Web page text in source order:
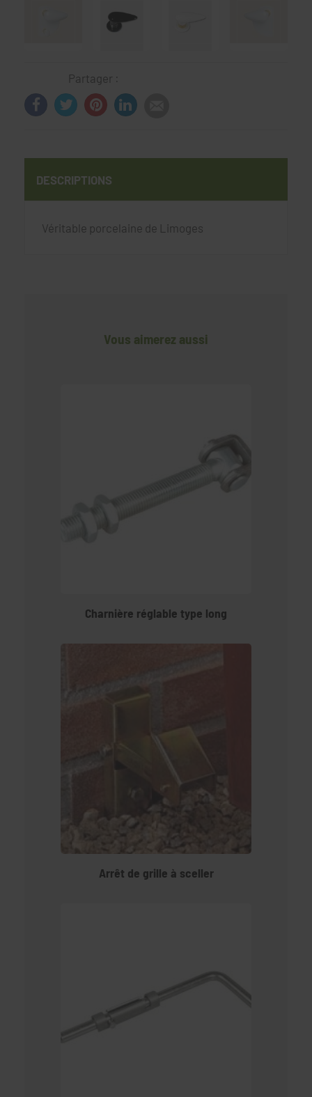
Partager :
DESCRIPTIONS
Véritable porcelaine de Limoges
Vous aimerez aussi
Charnière réglable type long
Arrêt de grille à sceller